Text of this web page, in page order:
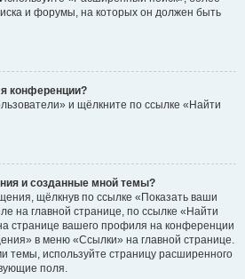
и форумы, на которых он должен быть
конференции?
и щёлкните по ссылке «Найти
и созданные мной темы?
щёлкнув по ссылке «Показать ваши
на главной странице, по ссылке «Найти
странице вашего профиля на конференции
в меню «Ссылки» на главной странице.
темы, используйте страницу расширенного
поля.